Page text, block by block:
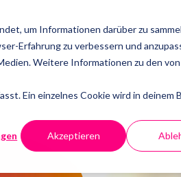
um Informationen darüber zu
Erfahrung zu verbessern und
Weitere Informationen zu den
Ein einzelnes Cookie wird in deinem
Akzeptieren
Preise Über uns Blog